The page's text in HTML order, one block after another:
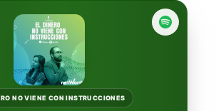
Fintual
Principal
Sura
NO VIENE CON INSTRUCCIONES